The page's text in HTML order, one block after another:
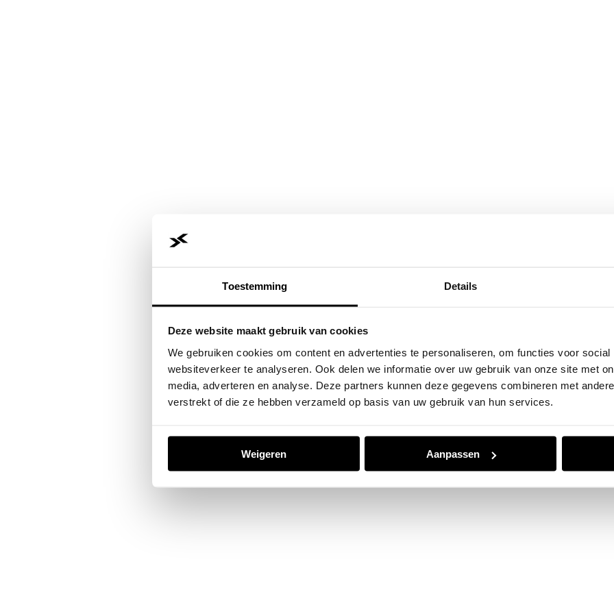
Toestemming Details
Deze website maakt gebruik van cookies
We gebruiken cookies om content en advertenties te personaliseren, om functies voor
websiteverkeer te analyseren. Ook delen we informatie over uw gebruik van onze site met
media, adverteren en analyse. Deze partners kunnen deze gegevens combineren met
verstrekt of die ze hebben verzameld op basis van uw gebruik van hun services.
Weigeren Aanpassen
Application error: aclient-side exception has occurred while loadingwww.jvk.nl(see the